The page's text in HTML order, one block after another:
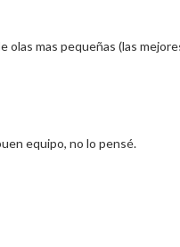
mas pequeñas (las
equipo, no lo pensé.